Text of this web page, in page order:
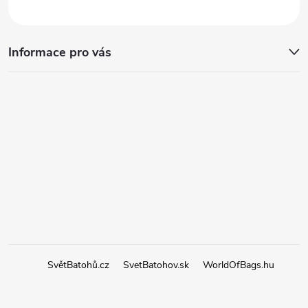
Informace pro vás
SvětBatohů.cz SvetBatohov.sk WorldOfBags.hu